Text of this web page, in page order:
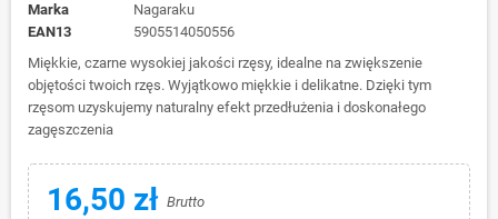
Marka
Nagaraku
EAN13
5905514050556
Miękkie, czarne wysokiej jakości rzęsy, idealne na zwiększenie
objętości twoich rzęs. Wyjątkowo miękkie i delikatne. Dzięki tym
rzęsom uzyskujemy naturalny efekt przedłużenia i doskonałego
zagęszczenia
16,50 zł Brutto